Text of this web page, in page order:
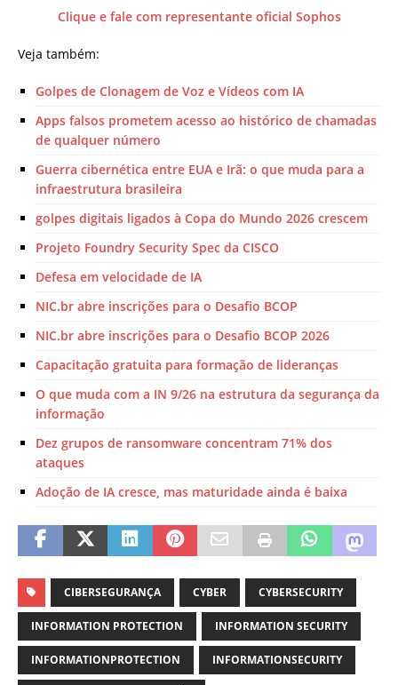
Clique e fale com representante oficial Sophos
Veja também:
Golpes de Clonagem de Voz e Vídeos com IA
Apps falsos prometem acesso ao histórico de chamadas
de qualquer número
Guerra cibernética entre EUA e Irã: o que muda para a
infraestrutura brasileira
golpes digitais ligados à Copa do Mundo 2026 crescem
Projeto Foundry Security Spec da CISCO
Defesa em velocidade de IA
NIC.br abre inscrições para o Desafio BCOP
NIC.br abre inscrições para o Desafio BCOP 2026
Capacitação gratuita para formação de lideranças
O que muda com a IN 9/26 na estrutura da segurança da
informação
Dez grupos de ransomware concentram 71% dos
ataques
Adoção de IA cresce, mas maturidade ainda é baixa
CIBERSEGURANÇA CYBER CYBERSECURITY
INFORMATION PROTECTION INFORMATION SECURITY
INFORMATIONPROTECTION INFORMATIONSECURITY